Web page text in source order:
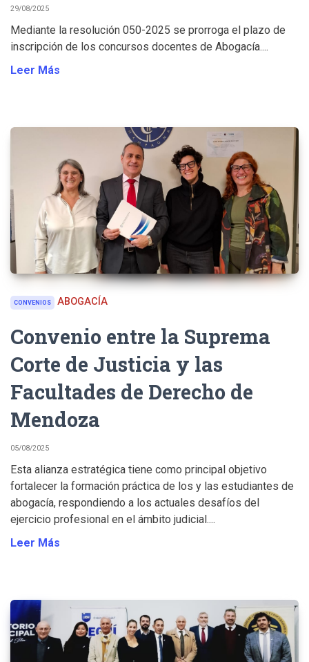
29/08/2025
Mediante la resolución 050-2025 se prorroga el plazo de
inscripción de los concursos docentes de Abogacía....
Leer Más
CONVENIOS ABOGACÍA
Convenio entre la Suprema
Corte de Justicia y las
Facultades de Derecho de
Mendoza
05/08/2025
Esta alianza estratégica tiene como principal objetivo
fortalecer la formación práctica de los y las estudiantes de
abogacía, respondiendo a los actuales desafíos del
ejercicio profesional en el ámbito judicial....
Leer Más